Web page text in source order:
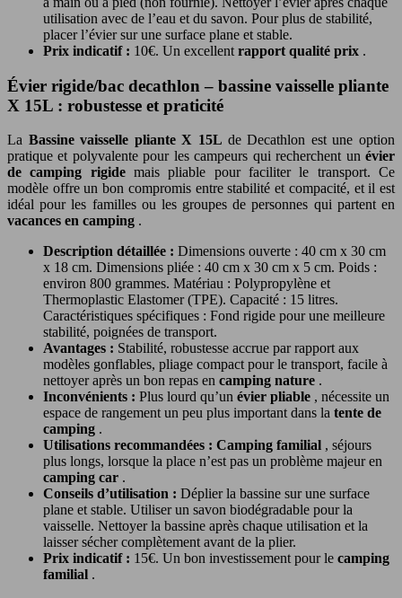
utilisation avec de l’eau et du savon. Pour plus de stabilité,
placer l’évier sur une surface plane et stable.
Prix indicatif : 10€. Un excellent rapport qualité prix .
Évier rigide/bac decathlon – bassine vaisselle pliante
X 15L : robustesse et praticité
La Bassine vaisselle pliante X 15L de Decathlon est une option
pratique et polyvalente pour les campeurs qui recherchent un évier
de camping rigide mais pliable pour faciliter le transport. Ce
modèle offre un bon compromis entre stabilité et compacité, et il est
idéal pour les familles ou les groupes de personnes qui partent en
vacances en camping .
Description détaillée : Dimensions ouverte : 40 cm x 30 cm
x 18 cm. Dimensions pliée : 40 cm x 30 cm x 5 cm. Poids :
environ 800 grammes. Matériau : Polypropylène et
Thermoplastic Elastomer (TPE). Capacité : 15 litres.
Caractéristiques spécifiques : Fond rigide pour une meilleure
stabilité, poignées de transport.
Avantages : Stabilité, robustesse accrue par rapport aux
modèles gonflables, pliage compact pour le transport, facile à
nettoyer après un bon repas en camping nature .
Inconvénients : Plus lourd qu’un évier pliable , nécessite un
espace de rangement un peu plus important dans la tente de
camping .
Utilisations recommandées : Camping familial , séjours
plus longs, lorsque la place n’est pas un problème majeur en
camping car .
Conseils d’utilisation : Déplier la bassine sur une surface
plane et stable. Utiliser un savon biodégradable pour la
vaisselle. Nettoyer la bassine après chaque utilisation et la
laisser sécher complètement avant de la plier.
Prix indicatif : 15€. Un bon investissement pour le camping
familial .